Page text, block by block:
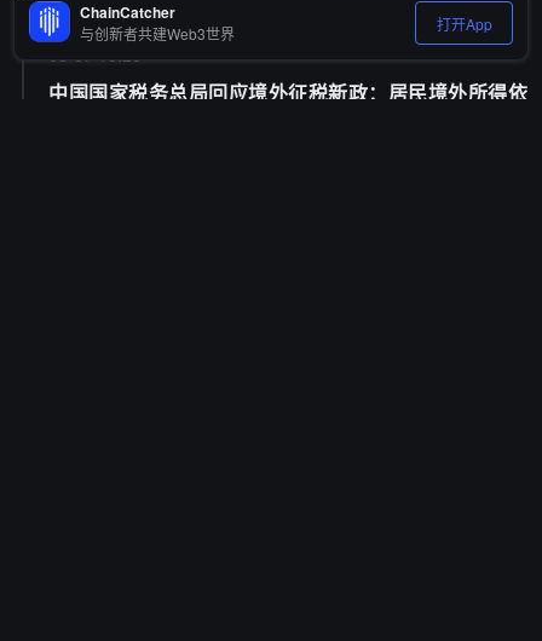
08-07 15:28
中国国家税务总局回应境外征税新政：居民境外所得依
ChainCatcher
与创新者共建Web3世界 打开App